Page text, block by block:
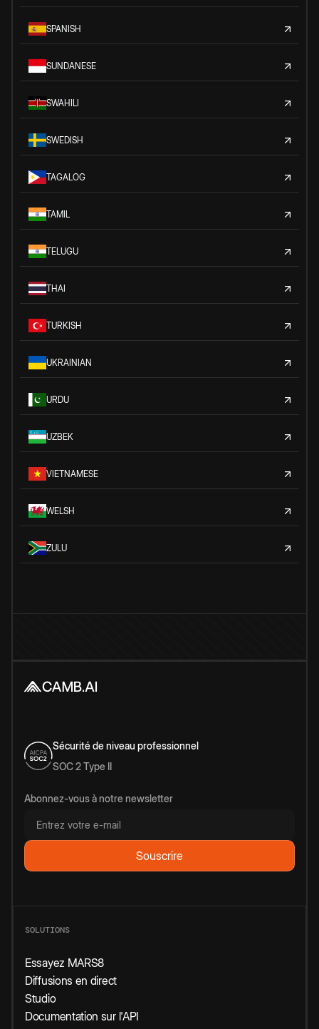
SPANISH
SUNDANESE
SWAHILI
SWEDISH
TAGALOG
TAMIL
TELUGU
THAI
TURKISH
UKRAINIAN
URDU
UZBEK
VIETNAMESE
WELSH
ZULU
Sécurité de niveau professionnel
SOC 2 Type II
Abonnez-vous à notre newsletter
SOLUTIONS
Essayez MARS8
Diffusions en direct
Studio
Documentation sur l'API